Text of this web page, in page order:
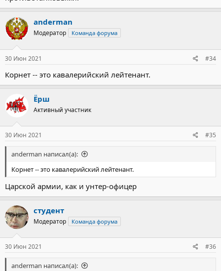
anderman
Модератор Команда форума
30 Июн 2021 #34
Корнет -- это кавалерийский лейтенант.
Ёрш
Активный участник
30 Июн 2021 #35
anderman написал(а):
Корнет -- это кавалерийский лейтенант.
Царской армии, как и унтер-офицер
студент
Модератор Команда форума
30 Июн 2021 #36
anderman написал(а):